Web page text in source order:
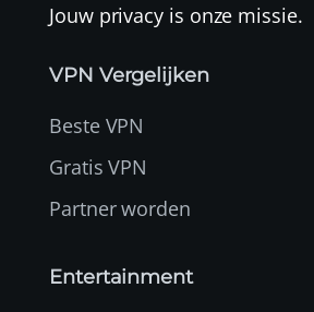
Jouw privacy is onze missie.
VPN Vergelijken
Beste VPN
Gratis VPN
Partner worden
Entertainment